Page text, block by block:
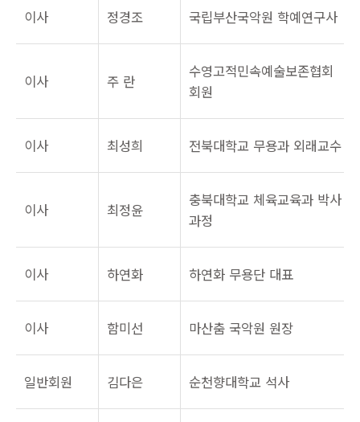
이사 정경조 국립부산국악원 학예연구사
이사 주 란
수영고적민속예술보존협회
회원
이사 최성희 전북대학교 무용과 외래교수
이사 최정윤
충북대학교 체육교육과 박사
과정
이사 하연화 하연화 무용단 대표
이사 함미선 마산춤 국악원 원장
일반회원 김다은 순천향대학교 석사